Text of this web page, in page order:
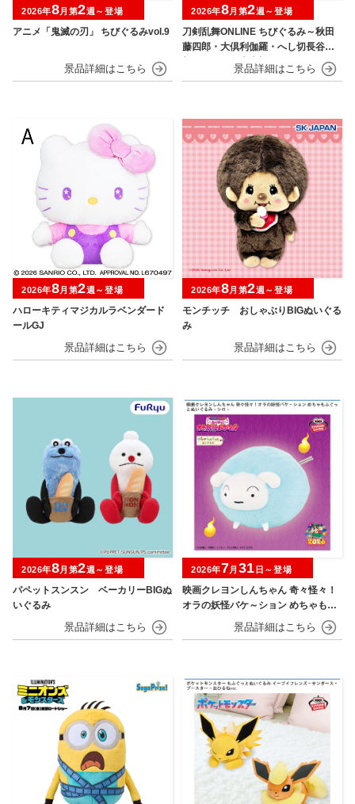
アニメ「鬼滅の刃」 ちびぐるみvol.9
2026年8月第2週～登場
刀剣乱舞ONLINE ちびぐるみ～秋田
藤四郎・大倶利伽羅・へし切長谷
部・獅子王・火車切～
2026年8月第2週～登場
ハローキティマジカルラベンダード
ールGJ
2026年8月第2週～登場
モンチッチ おしゃぶりBIGぬいぐる
み
2026年8月第2週～登場
パペットスンスン ベーカリーBIGぬ
いぐるみ
2026年8月第2週～登場
映画クレヨンしんちゃん 奇々怪々！
オラの妖怪バケ～ション めちゃもふ
ぐっとぬいぐるみ シロ
2026年7月 31 日～登場